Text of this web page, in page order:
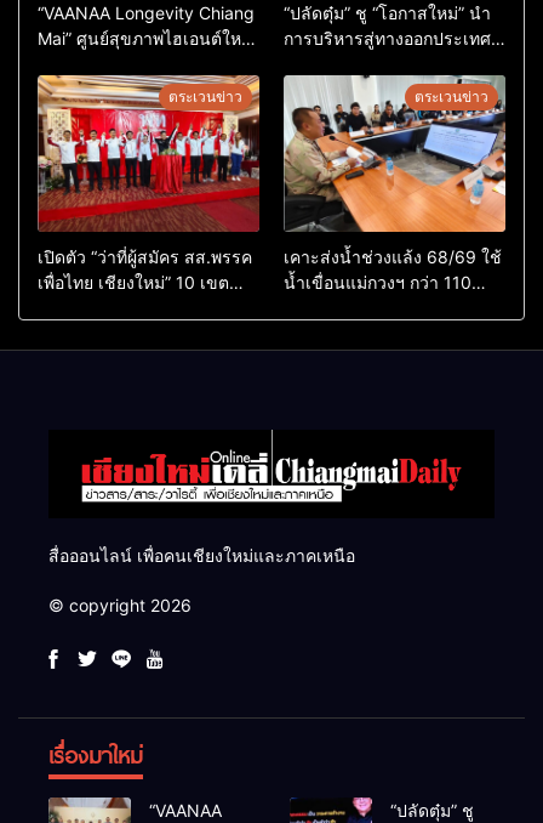
“VAANAA Longevity Chiang
Mai” ศูนย์สุขภาพไฮเอนต์ใหญ่
“ปลัดตุ๋ม” ชู “โอกาสใหม่” นำ
การบริหารสู่ทางออกประเทศ
ตระเวนข่าว
เปิดตัว “ว่าที่ผู้สมัคร สส.พรรค
เพื่อไทย เชียงใหม่” 10 เขต
ตระเวนข่าว
เคาะส่งน้ำช่วงแล้ง 68/69 ใช้
น้ำเขื่อนแม่กวงฯ กว่า 110
สื่อออนไลน์ เพื่อคนเชียงใหม่และภาคเหนือ
© copyright 2026
เรื่องมาใหม่
“VAANAA “ปลัดตุ๋ม” ชู